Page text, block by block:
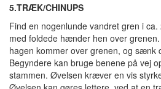
5.TRÆK/CHINUPS
Find en nogenlunde vandret gren i
med foldede hænder hen over
hagen kommer over grenen, og sænk
Begyndere kan bruge benene på vej
stammen. Øvelsen kræver en vis